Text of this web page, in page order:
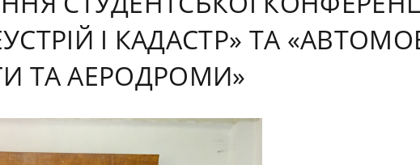
І КАДАСТР» ТА
ТА АЕРОДРОМИ»